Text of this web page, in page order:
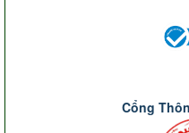
Cổng